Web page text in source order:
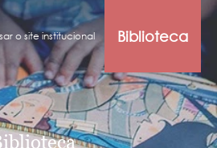
o site institucional Biblioteca